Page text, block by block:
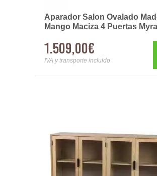
Aparador Salon Ovalado
Mango Maciza 4 Puertas Myra
1.509,00€
IVA y transporte incluido